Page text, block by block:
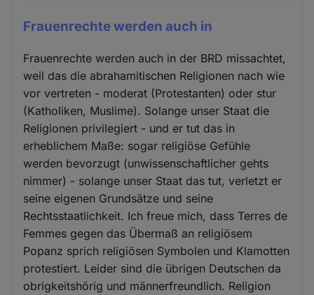
Frauenrechte werden auch in
Frauenrechte werden auch in der BRD missachtet,
weil das die abrahamitischen Religionen nach wie
vor vertreten - moderat (Protestanten) oder stur
(Katholiken, Muslime). Solange unser Staat die
Religionen privilegiert - und er tut das in
erheblichem Maße: sogar religiöse Gefühle
werden bevorzugt (unwissenschaftlicher gehts
nimmer) - solange unser Staat das tut, verletzt er
seine eigenen Grundsätze und seine
Rechtsstaatlichkeit. Ich freue mich, dass Terres de
Femmes gegen das Übermaß an religiösem
Popanz sprich religiösen Symbolen und Klamotten
protestiert. Leider sind die übrigen Deutschen da
obrigkeitshörig und männerfreundlich. Religion